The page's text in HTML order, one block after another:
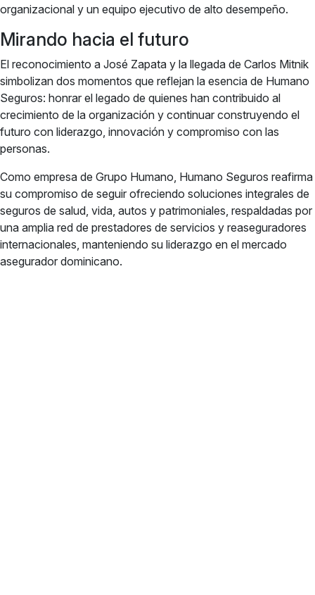
organizacional y un equipo ejecutivo de alto desempeño.
Mirando hacia el futuro
El reconocimiento a José Zapata y la llegada de Carlos Mitnik
simbolizan dos momentos que reflejan la esencia de Humano
Seguros: honrar el legado de quienes han contribuido al
crecimiento de la organización y continuar construyendo el
futuro con liderazgo, innovación y compromiso con las
personas.
Como empresa de Grupo Humano, Humano Seguros reafirma
su compromiso de seguir ofreciendo soluciones integrales de
seguros de salud, vida, autos y patrimoniales, respaldadas por
una amplia red de prestadores de servicios y reaseguradores
internacionales, manteniendo su liderazgo en el mercado
asegurador dominicano.